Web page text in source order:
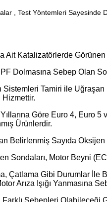
, Test Yöntemleri Sayesinde
Katalizatörlerde Görünen
Dolmasına Sebep Olan
Tamiri ile
Hizmettir.
Göre Euro 4, Euro
Ürünlerdir.
Belirlenmiş Sayıda
Sondaları, Motor Beyni
Çatlama Gibi Durumlar
Arıza Işığı Yanmasına
Farklı Sebepleri Olabileceği